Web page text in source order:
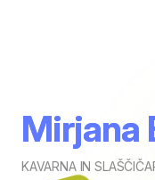
Mirjana
KAVARNA IN